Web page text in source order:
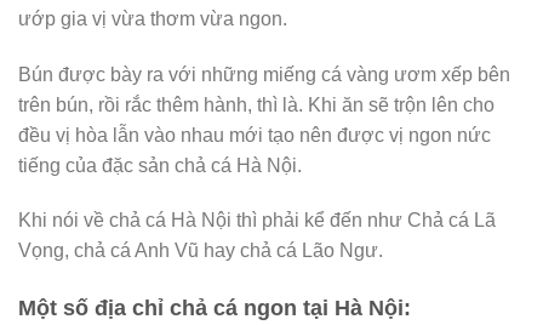
ướp gia vị vừa thơm vừa ngon.
Bún được bày ra với những miếng cá vàng ươm xếp bên
trên bún, rồi rắc thêm hành, thì là. Khi ăn sẽ trộn lên cho
đều vị hòa lẫn vào nhau mới tạo nên được vị ngon nức
tiếng của đặc sản chả cá Hà Nội.
Khi nói về chả cá Hà Nội thì phải kể đến như Chả cá Lã
Vọng, chả cá Anh Vũ hay chả cá Lão Ngư.
Một số địa chỉ chả cá ngon tại Hà Nội: